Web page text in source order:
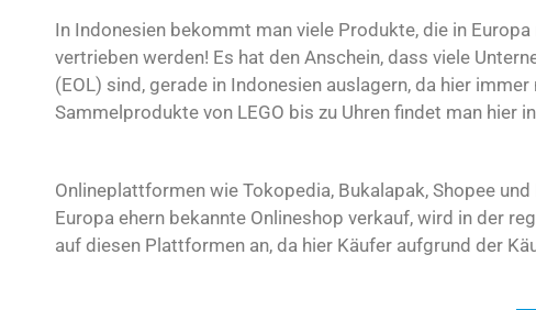
In Indonesien bekommt man viele Produkte, die in
vertrieben werden! Es hat den Anschein, dass viele
(EOL) sind, gerade in Indonesien auslagern, da hier
Sammelprodukte von LEGO bis zu Uhren findet man hier
Onlineplattformen wie Tokopedia, Bukalapak, Shopee
Europa ehern bekannte Onlineshop verkauf, wird in der
auf diesen Plattformen an, da hier Käufer aufgrund der